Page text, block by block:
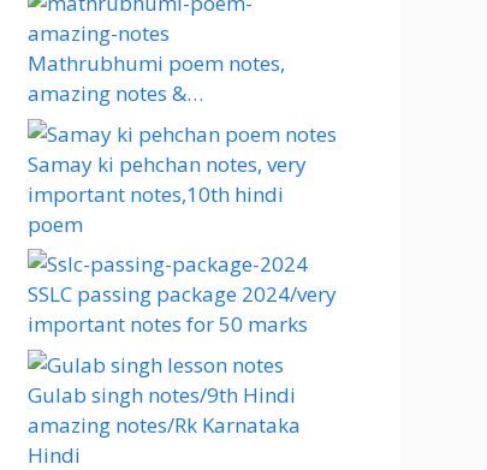
Mathrubhumi poem notes,
amazing notes &…
Samay ki pehchan notes, very
important notes,10th hindi
poem
SSLC passing package 2024/very
important notes for 50 marks
Gulab singh notes/9th Hindi
amazing notes/Rk Karnataka
Hindi